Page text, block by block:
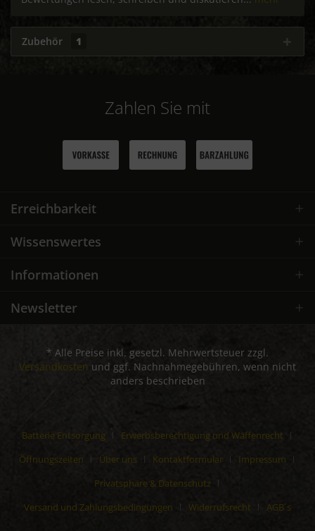
Zubehör 1
Zahlen Sie mit
Erreichbarkeit
Wissenswertes
Informationen
Newsletter
* Alle Preise inkl. gesetzl. Mehrwertsteuer zzgl.
Versandkosten und ggf. Nachnahmegebühren, wenn nicht
anders beschrieben
Batterie Entsorgung
Erwerbsberechtigung und Waffenrecht
Öffnungszeiten
Über uns Kontaktformular
Impressum
Privatsphäre & Datenschutz
Versand und Zahlungsbedingungen
Widerrufsrecht AGB´s